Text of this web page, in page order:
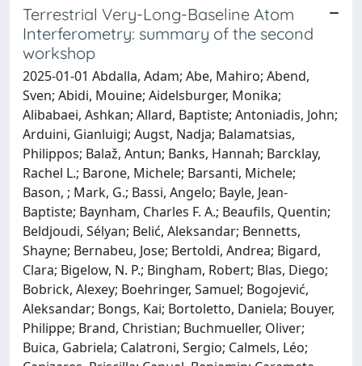
Terrestrial Very-Long-Baseline Atom
Interferometry: summary of the second
workshop
2025-01-01 Abdalla, Adam; Abe, Mahiro; Abend,
Sven; Abidi, Mouine; Aidelsburger, Monika;
Alibabaei, Ashkan; Allard, Baptiste; Antoniadis, John;
Arduini, Gianluigi; Augst, Nadja; Balamatsias,
Philippos; Balaž, Antun; Banks, Hannah; Barcklay,
Rachel L.; Barone, Michele; Barsanti, Michele;
Bason, ; Mark, G.; Bassi, Angelo; Bayle, Jean-
Baptiste; Baynham, Charles F. A.; Beaufils, Quentin;
Beldjoudi, Sélyan; Belić, Aleksandar; Bennetts,
Shayne; Bernabeu, Jose; Bertoldi, Andrea; Bigard,
Clara; Bigelow, N. P.; Bingham, Robert; Blas, Diego;
Bobrick, Alexey; Boehringer, Samuel; Bogojević,
Aleksandar; Bongs, Kai; Bortoletto, Daniela; Bouyer,
Philippe; Brand, Christian; Buchmueller, Oliver;
Buica, Gabriela; Calatroni, Sergio; Calmels, Léo;